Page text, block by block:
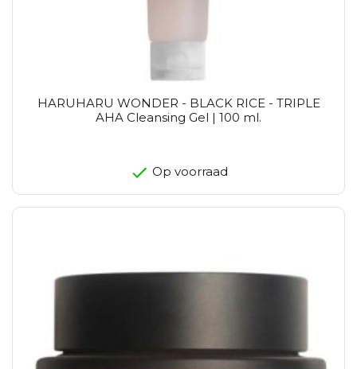
HARUHARU WONDER - BLACK RICE - TRIPLE
AHA Cleansing Gel | 100 ml.
Op voorraad